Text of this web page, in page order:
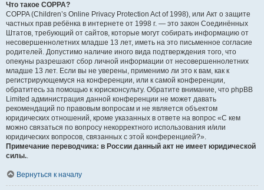
Что такое COPPA?
COPPA (Children’s Online Privacy Protection Act of 1998), или Акт о защите
частных прав ребёнка в интернете от 1998 г. — это закон Соединённых
Штатов, требующий от сайтов, которые могут собирать информацию от
несовершеннолетних младше 13 лет, иметь на это письменное согласие
родителей. Допустимо наличие иного вида подтверждения того, что
опекуны разрешают сбор личной информации от несовершеннолетних
младше 13 лет. Если вы не уверены, применимо ли это к вам, как к
регистрирующемуся на конференции, или к самой конференции,
обратитесь за помощью к юрисконсульту. Обратите внимание, что phpBB
Limited администрация данной конференции не может давать
рекомендаций по правовым вопросам и не является объектом
юридических отношений, кроме указанных в ответе на вопрос «С кем
можно связаться по вопросу некорректного использования и/или
юридических вопросов, связанных с этой конференцией?».
Примечание переводчика: в России данный акт не имеет юридической
силы..
Вернуться к началу